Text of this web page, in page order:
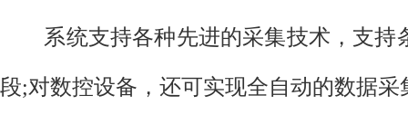
系统支持各种先进的采集技术，支持
段;对数控设备，还可实现全自动的数据